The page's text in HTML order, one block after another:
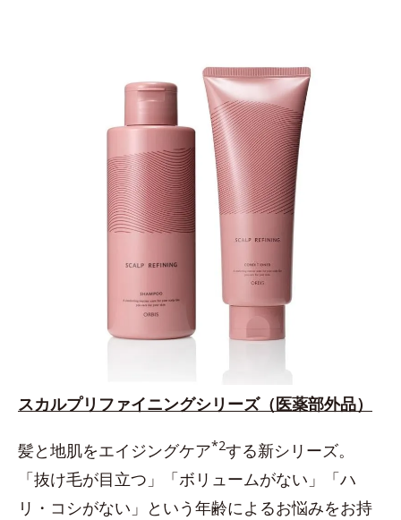
スカルプリファイニングシリーズ（医薬部外品）
髪と地肌をエイジングケア*2する新シリーズ。
「抜け毛が目立つ」「ボリュームがない」「ハ
リ・コシがない」という年齢によるお悩みをお持